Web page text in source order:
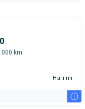
km
Hari ini
i